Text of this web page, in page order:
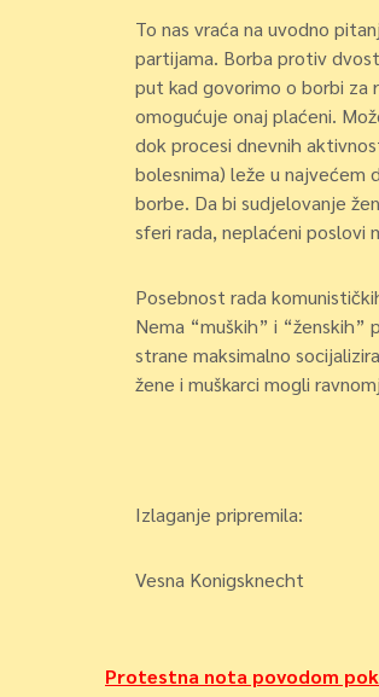
To nas vraća na uvodno
partijama. Borba protiv
put kad govorimo o borbi za
omogućuje onaj plaćeni.
dok procesi dnevnih
bolesnima) leže u najvećem
borbe. Da bi sudjelovanje
sferi rada, neplaćeni poslovi
Posebnost rada
Nema “muških” i “ženskih”
strane maksimalno
žene i muškarci mogli
Izlaganje pripremila:
Vesna Konigsknecht
Navigacija
Protestna nota povodom